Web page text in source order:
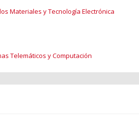
Materiales y Tecnología Electrónica
Telemáticos y Computación